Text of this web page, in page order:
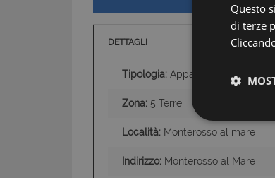
DETTAGLI
Tipologia: Appartamenti
Zona: 5 Terre
Località: Monterosso al mare
Indirizzo: Monterosso al Mare
Questo
di terze